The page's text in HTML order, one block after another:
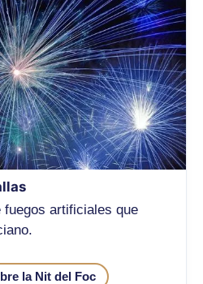
fuegos artificiales que
la Nit del Foc